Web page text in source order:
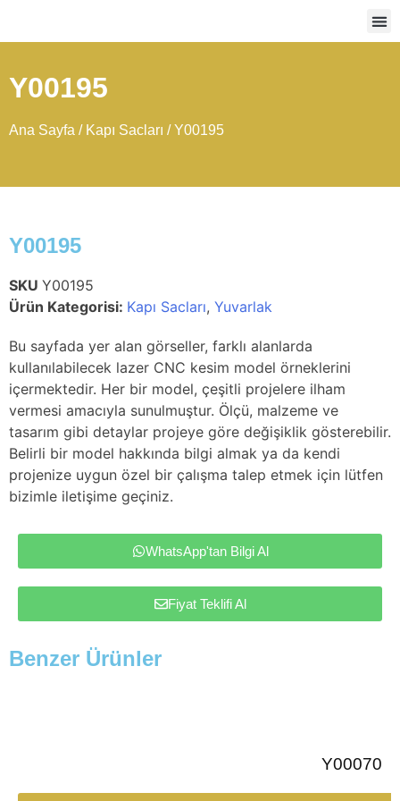
Y00195
Ana Sayfa / Kapı Sacları / Y00195
Y00195
SKU Y00195
Ürün Kategorisi: Kapı Sacları, Yuvarlak
Bu sayfada yer alan görseller, farklı alanlarda
kullanılabilecek lazer CNC kesim model örneklerini
içermektedir. Her bir model, çeşitli projelere ilham
vermesi amacıyla sunulmuştur. Ölçü, malzeme ve
tasarım gibi detaylar projeye göre değişiklik gösterebilir.
Belirli bir model hakkında bilgi almak ya da kendi
projenize uygun özel bir çalışma talep etmek için lütfen
bizimle iletişime geçiniz.
WhatsApp'tan Bilgi Al
Fiyat Teklifi Al
Benzer Ürünler
Y00070